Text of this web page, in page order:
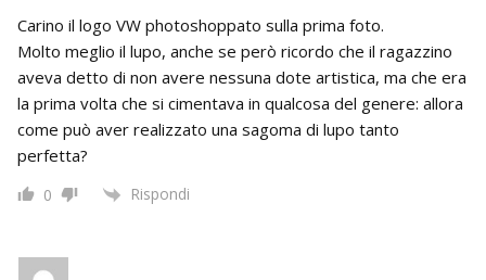
Carino il logo VW photoshoppato sulla prima foto.
Molto meglio il lupo, anche se però ricordo che il ragazzino
aveva detto di non avere nessuna dote artistica, ma che era
la prima volta che si cimentava in qualcosa del genere: allora
come può aver realizzato una sagoma di lupo tanto
perfetta?
0 Rispondi